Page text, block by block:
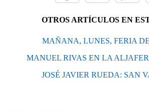
OTROS ARTÍCULOS EN
MAÑANA, LUNES, FERIA
MANUEL RIVAS EN LA
JOSÉ JAVIER RUEDA: SAN